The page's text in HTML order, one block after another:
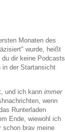
Monaten des
wurde, heißt
dir keine Podcasts
in der Startansicht
und ich kann immer
wenn
Runterladen
Ende, wiewohl ich
schon brav meine